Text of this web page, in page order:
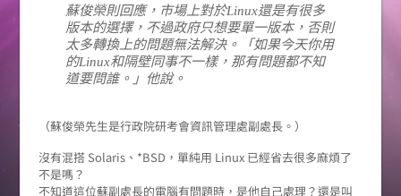
蘇俊榮則回應，市場上對於Linux還是有很多
版本的選擇，不過政府只想要單一版本，否則
太多轉換上的問題無法解決。「如果今天你用
的Linux和隔壁同事不一樣，那有問題都不知
道要問誰。」他說。
（蘇俊榮先生是行政院研考會資訊管理處副處長。）
沒有混搭 Solaris、*BSD，單純用 Linux 已經省去很多麻煩了
不是嗎？
不知道這位蘇副處長的電腦有問題時，是他自己處理？還是叫